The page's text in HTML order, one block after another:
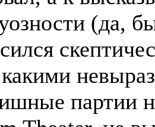
(да,
партии